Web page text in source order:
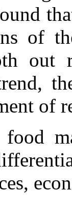
of
out
of
food